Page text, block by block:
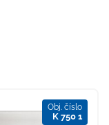
Obj. číslo
K 750 1